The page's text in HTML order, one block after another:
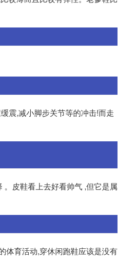
震,减小脚步关节等的冲击!而走
皮鞋看上去好看帅气 ,但它是属
体育活动,穿休闲跑鞋应该是没有